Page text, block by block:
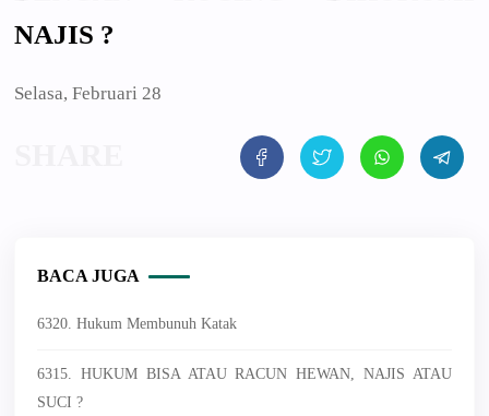
NAJIS ?
Selasa, Februari 28
BACA JUGA
6320. Hukum Membunuh Katak
6315. HUKUM BISA ATAU RACUN HEWAN, NAJIS ATAU
SUCI ?